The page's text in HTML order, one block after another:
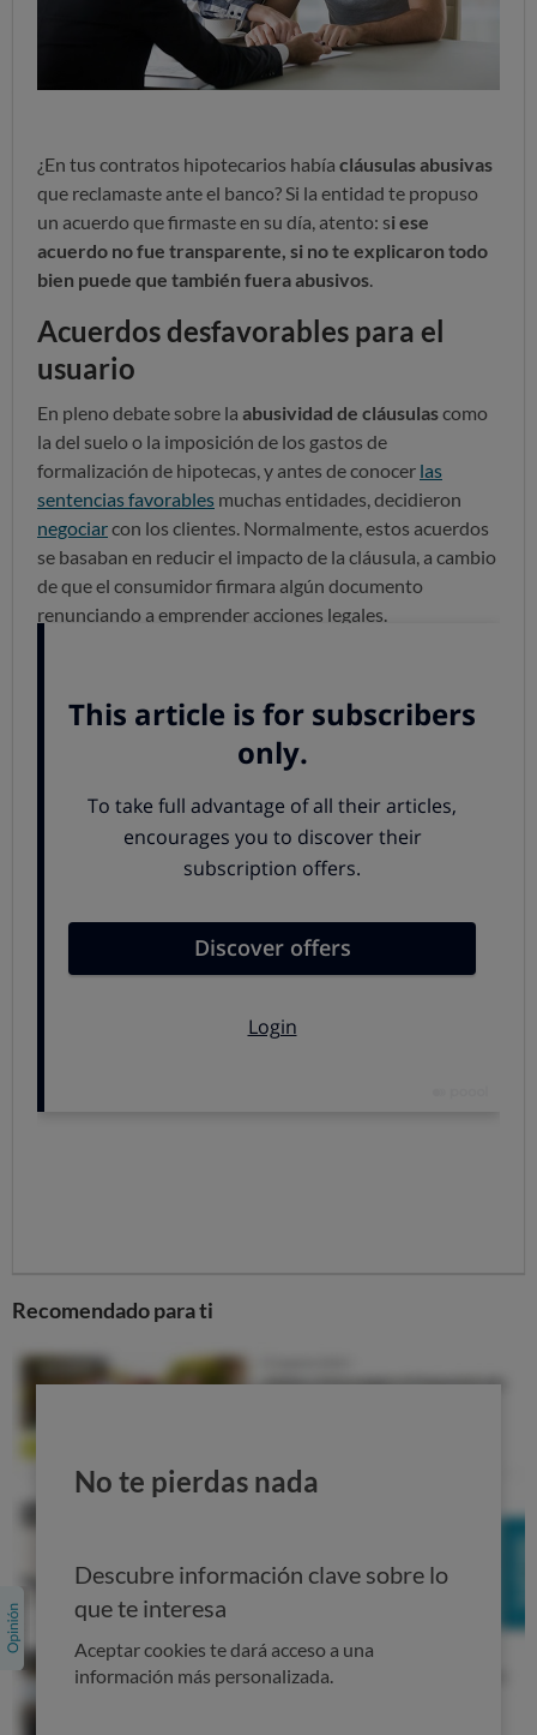
¿En tus contratos hipotecarios había cláusulas abusivas
que reclamaste ante el banco? Si la entidad te propuso
un acuerdo que firmaste en su día, atento: si ese
acuerdo no fue transparente, si no te explicaron todo
bien puede que también fuera abusivos
Acuerdos desfavorables para el
usuario
En pleno debate sobre la abusividad de cláusulascomo
la del suelo o la imposición de los gastos de
formalización de hipotecas, y antes de conocer las
sentencias favorables muchas entidades, decidieron
negociarcon los clientes. Normalmente, estos acuerdos
se basaban en reducir el impacto de la cláusula, a cambio
de que el consumidor firmara algún documento
renunciando a emprender acciones legales.
que llevó a muchos de ellos, sobre todo al conocer las
sentencias, a iniciar acciones judiciales para conseguir la
declaración de nulidad de su cláusula.
En un principio los tribunales consideraban que esos
acuerdos no tenían validez , y así lo refrendó el Supremo.
Pero después el Tribunal Supremo cambió de criterio y
acciones judiciales eran válidos, pues el documento
firmado era suficientemente transparente.
El TJUE deja las cosas claras...
acuerdos adoptados con los bancos también pueden
usuarios conocían perfectamente las consecuencias
puede considerar que existiera falta de transparencia
acuerdo por la que un consumidor renuncia al ejercicio
propio interésy por tanto son abusivas,
Por tanto, aunque hubieran firmado un documento de
renuncia, los consumidores sí podrán emprender
acciones judiciales contra la entidad
Recomendado para ti
No te pierdas nada
Descubre información clave sobre lo
que te interesa
Aceptar cookies te dará acceso a una
información más personalizada.